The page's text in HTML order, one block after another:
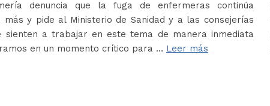
denuncia que la fuga de enfermeras continúa
más y pide al Ministerio de Sanidad y a las consejerías
sienten a trabajar en este tema de manera inmediata
en un momento crítico para … Leer más